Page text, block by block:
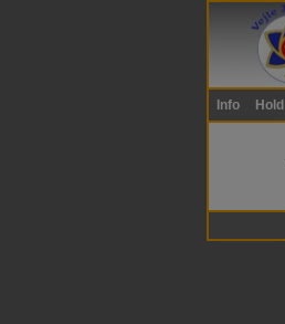
Info Hold